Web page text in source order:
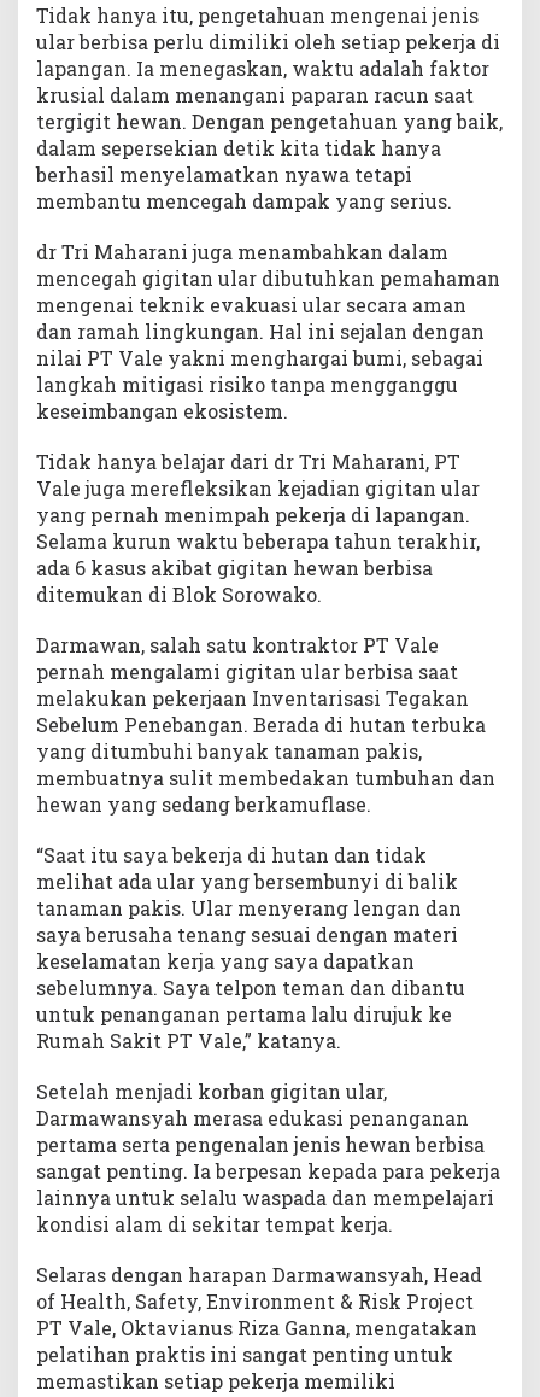
Tidak hanya itu, pengetahuan mengenai jenis
ular berbisa perlu dimiliki oleh setiap pekerja di
lapangan. Ia menegaskan, waktu adalah faktor
krusial dalam menangani paparan racun saat
tergigit hewan. Dengan pengetahuan yang baik,
dalam sepersekian detik kita tidak hanya
berhasil menyelamatkan nyawa tetapi
membantu mencegah dampak yang serius.
dr Tri Maharani juga menambahkan dalam
mencegah gigitan ular dibutuhkan pemahaman
mengenai teknik evakuasi ular secara aman
dan ramah lingkungan. Hal ini sejalan dengan
nilai PT Vale yakni menghargai bumi, sebagai
langkah mitigasi risiko tanpa mengganggu
keseimbangan ekosistem.
Tidak hanya belajar dari dr Tri Maharani, PT
Vale juga merefleksikan kejadian gigitan ular
yang pernah menimpah pekerja di lapangan.
Selama kurun waktu beberapa tahun terakhir,
ada 6 kasus akibat gigitan hewan berbisa
ditemukan di Blok Sorowako.
Darmawan, salah satu kontraktor PT Vale
pernah mengalami gigitan ular berbisa saat
melakukan pekerjaan Inventarisasi Tegakan
Sebelum Penebangan. Berada di hutan terbuka
yang ditumbuhi banyak tanaman pakis,
membuatnya sulit membedakan tumbuhan dan
hewan yang sedang berkamuflase.
“Saat itu saya bekerja di hutan dan tidak
melihat ada ular yang bersembunyi di balik
tanaman pakis. Ular menyerang lengan dan
saya berusaha tenang sesuai dengan materi
keselamatan kerja yang saya dapatkan
sebelumnya. Saya telpon teman dan dibantu
untuk penanganan pertama lalu dirujuk ke
Rumah Sakit PT Vale,” katanya.
Setelah menjadi korban gigitan ular,
Darmawansyah merasa edukasi penanganan
pertama serta pengenalan jenis hewan berbisa
sangat penting. Ia berpesan kepada para pekerja
lainnya untuk selalu waspada dan mempelajari
kondisi alam di sekitar tempat kerja.
Selaras dengan harapan Darmawansyah, Head
of Health, Safety, Environment & Risk Project
PT Vale, Oktavianus Riza Ganna, mengatakan
pelatihan praktis ini sangat penting untuk
memastikan setiap pekerja memiliki